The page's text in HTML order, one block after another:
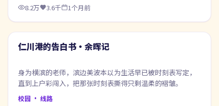
8.2万 3.6千 1个月前
最新
仁川港的告白书·余晖记
身为横滨的老师，滨边美波本以为生活早已被时刻表写定，
直到上户彩闯入，把那张时刻表撕得只剩温柔的褶皱。
校园 · 线路